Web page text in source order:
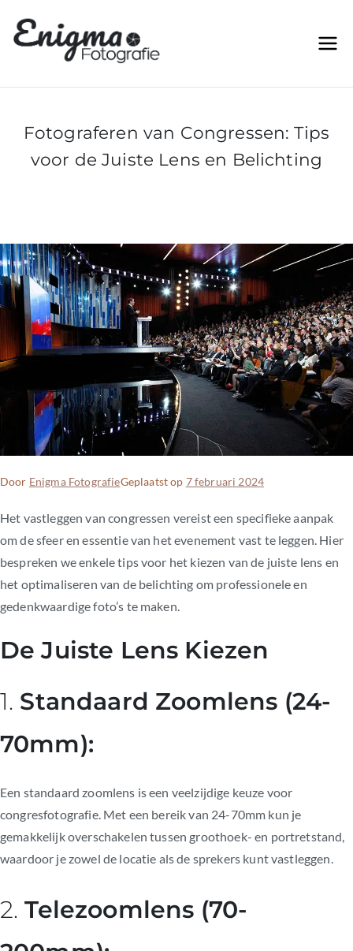
naar
Fotograferen van Congressen: Tips
voor de Juiste Lens en Belichting
Door Enigma FotografieGeplaatst op 7 februari 2024
Het vastleggen van congressen vereist een specifieke aanpak
om de sfeer en essentie van het evenement vast te leggen. Hier
bespreken we enkele tips voor het kiezen van de juiste lens en
het optimaliseren van de belichting om professionele en
gedenkwaardige foto’s te maken.
De Juiste Lens Kiezen
1. Standaard Zoomlens (24-
70mm):
Een standaard zoomlens is een veelzijdige keuze voor
congresfotografie. Met een bereik van 24-70mm kun je
gemakkelijk overschakelen tussen groothoek- en portretstand,
waardoor je zowel de locatie als de sprekers kunt vastleggen.
2.Telezoomlens (70-